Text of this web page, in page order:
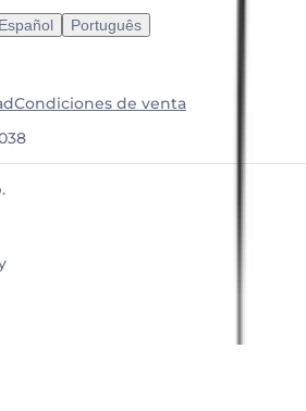
Español Português
Condiciones de venta